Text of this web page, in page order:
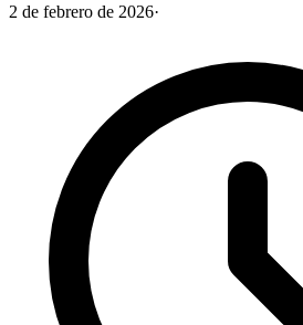
2 de febrero de 2026·